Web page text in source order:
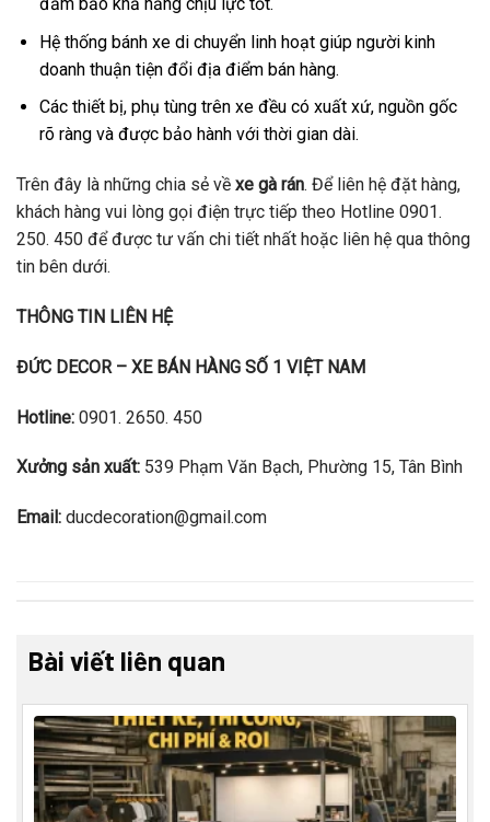
Hệ thống bánh xe di chuyển linh hoạt giúp người kinh
doanh thuận tiện đổi địa điểm bán hàng.
Các thiết bị, phụ tùng trên xe đều có xuất xứ, nguồn gốc
rõ ràng và được bảo hành với thời gian dài.
Trên đây là những chia sẻ về xe gà rán. Để liên hệ đặt hàng,
khách hàng vui lòng gọi điện trực tiếp theo Hotline 0901.
250. 450 để được tư vấn chi tiết nhất hoặc liên hệ qua thông
tin bên dưới.
THÔNG TIN LIÊN HỆ
ĐỨC DECOR – XE BÁN HÀNG SỐ 1 VIỆT NAM
Hotline: 0901. 2650. 450
Xưởng sản xuất: 539 Phạm Văn Bạch, Phường 15, Tân Bình
Email: ducdecoration@gmail.com
Bài viết liên quan